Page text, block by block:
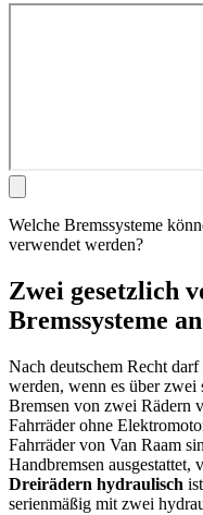
Welche Bremssysteme
verwendet werden?
Zwei gesetzlich
Bremssysteme
Nach deutschem Recht
werden, wenn es über zwei
Bremsen von zwei Rädern
Fahrräder ohne
Fahrräder von Van Raam
Handbremsen ausgestattet,
Dreirädern hydraulisch
serienmäßig mit zwei